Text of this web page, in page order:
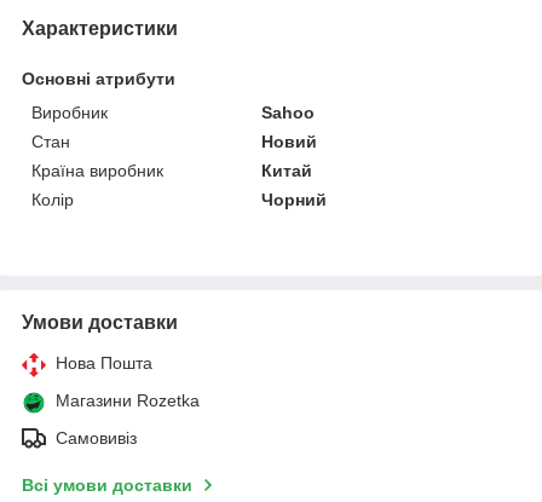
Характеристики
Основні атрибути
Виробник
Sahoo
Стан
Новий
Країна виробник
Китай
Колір
Чорний
Умови доставки
Нова Пошта
Магазини Rozetka
Самовивіз
Всі умови доставки